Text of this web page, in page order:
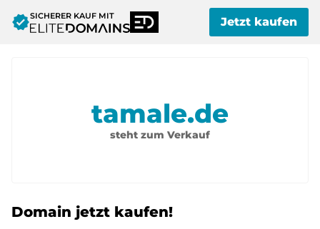
verifiedSICHERER KAUF MIT Jetzt kaufen
tamale.de
steht zum Verkauf
Domain jetzt kaufen!